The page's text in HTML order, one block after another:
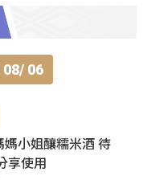
08/ 06
媽小姐釀糯米酒 待
享使用